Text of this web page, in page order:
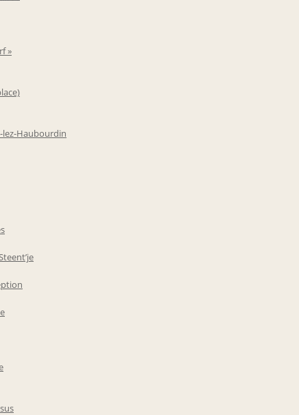
»
lez-Haubourdin